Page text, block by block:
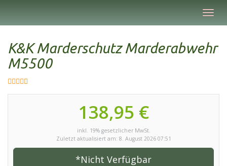
main
K&K Marderschutz Marderabwehr
M5500
138,95 €
inkl. 19% gesetzlicher MwSt.
Zuletzt aktualisiert am: 8. August 2026 07:51
*Nicht Verfügbar